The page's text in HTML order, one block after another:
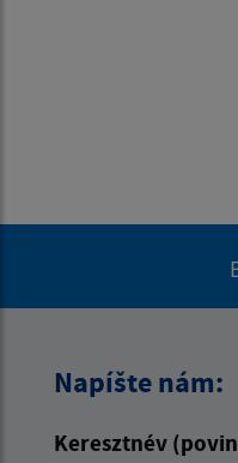
Napíšte nám:
Keresztnév